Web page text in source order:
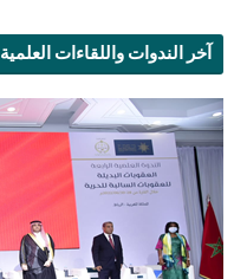
آخر الندوات واللقاءات العلمية